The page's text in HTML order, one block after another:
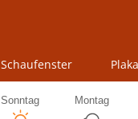
Schaufenster